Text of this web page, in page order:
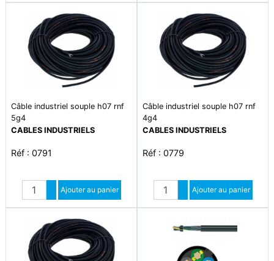
Câble industriel souple h07 rnf
5g4
CABLES INDUSTRIELS
Réf : 0791
Quantité
Augmenter quantité
Diminuer quantité
Ajouter au panier
Câble industriel souple h07 rnf
4g4
CABLES INDUSTRIELS
Réf : 0779
Quantité
Augmenter quantité
Diminuer quantité
Ajouter au panier